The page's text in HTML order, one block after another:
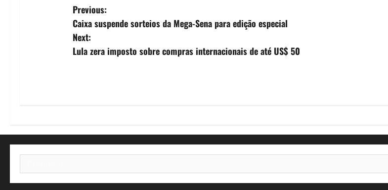
P
o
s
v
i
g
Previous:
Caixa suspende sorteios da Mega-Sena para edição especial
Next:
Lula zera imposto sobre compras internacionais de até US$ 50
por: